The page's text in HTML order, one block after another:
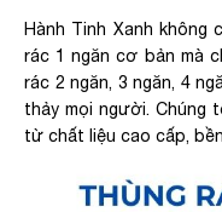
Hành Tinh Xanh
rác 1 ngăn cơ bản mà
rác 2 ngăn, 3 ngăn, 4
thảy mọi người. Chúng
từ chất liệu cao cấp,